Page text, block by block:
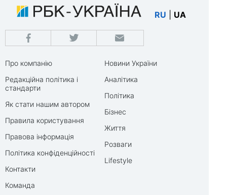
RU UA
Про компанію
Редакційна політика і
стандарти
Як стати нашим автором
Правила користування
Правова інформація
Політика конфіденційності
Контакти
Команда
Новини України
Аналітика
Політика
Бізнес
Життя
Розваги
Lifestyle